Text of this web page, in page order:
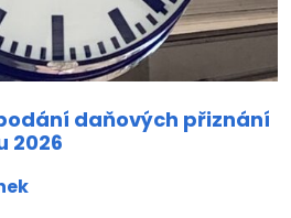
daňových přiznání
2026